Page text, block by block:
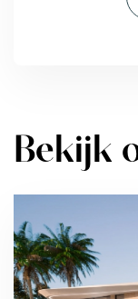
Bekijk